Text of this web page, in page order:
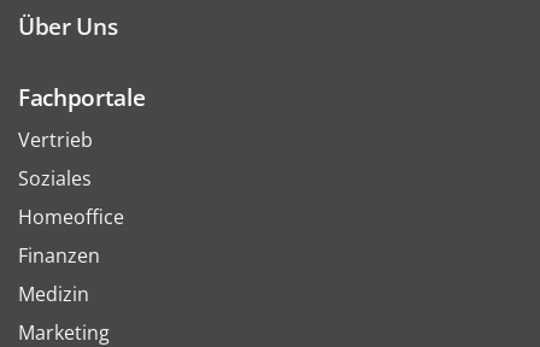
Über Uns
Fachportale
Vertrieb
Soziales
Homeoffice
Finanzen
Medizin
Marketing